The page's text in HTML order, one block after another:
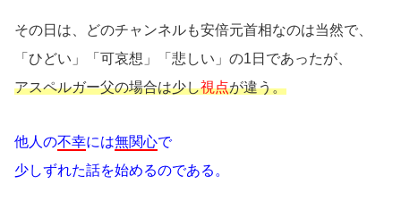
その日は、どのチャンネルも安倍元首相なのは当然で、
「ひどい」「可哀想」「悲しい」の1日であったが、
アスペルガー父の場合は少し視点が違う。
他人の不幸には無関心で
少しずれた話を始めるのである。